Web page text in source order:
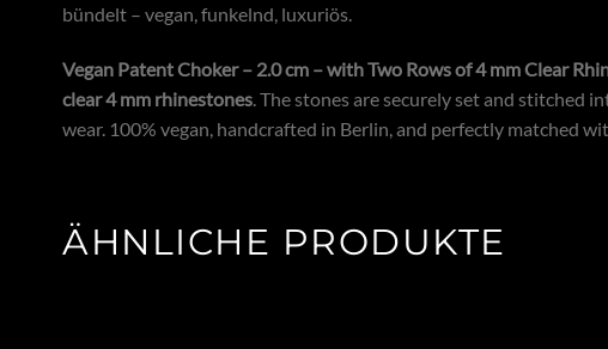
bündelt – vegan, funkelnd, luxuriös.
Vegan Patent Choker – 2.0 cm – with Two Rows of 4 mm Clear
clear 4 mm rhinestones . The stones are securely set and stitched
wear. 100% vegan, handcrafted in Berlin, and perfectly matched
ÄHNLICHE PRODUKTE